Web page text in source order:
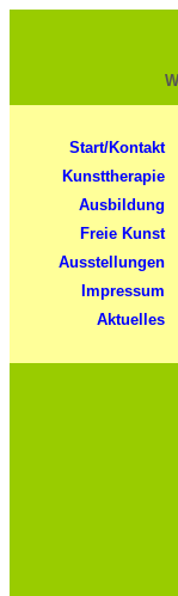
Start/Kontakt
Kunsttherapie
Ausbildung
Freie Kunst
Ausstellungen
Impressum
Aktuelles